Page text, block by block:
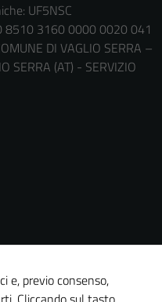
UF5NSC
8510 3160 0000 0020 041
DI VAGLIO SERRA –
SERRA (AT) - SERVIZIO
e, previo consenso,